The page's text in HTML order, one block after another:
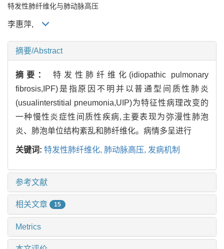
特发性肺纤维化与肺动脉高压
李惠萍,
摘要/Abstract
摘要： 特发性肺纤维化(idiopathic pulmonary
fibrosis,IPF)是指原因不明并以普通型间质性肺炎
(usualinterstitial pneumonia,UIP)为特征性病理改变的
一种慢性炎症性间质性疾病,主要表现为弥漫性肺泡
炎、肺泡单位结构紊乱和肺纤维化。病情多呈进行
关键词: 特发性肺纤维化, 肺动脉高压, 发病机制
参考文献
相关文章 15
Metrics